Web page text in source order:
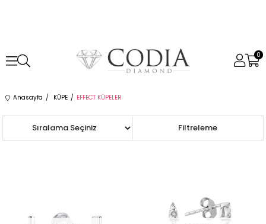
0
Anasayfa KÜPE EFFECT KÜPELER
Filtreleme
Sıralama